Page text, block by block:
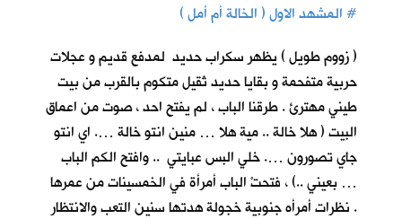
#المشهد الاول ( الخالة أم أمل )
( زووم طويل ) يظهر سكراب حديد لمدفع قديم و عجلات
حربية متفحمة و بقايا حديد ثقيل متكوم بالقرب من بيت
طيني مهترئ . طرقنا الباب ، لم يفتح احد ، صوت من اعماق
البيت ( هلا خالة .. مية هلا … منين انتو خالة …. اي انتو
جاي تصورون …. خلي البس عبايتي .. وافتح الكم الباب
… بعيني ..) ، فتحتْ الباب أمرأة في الخمسينات من عمرها
. نظرات أمرأه جنوبية خجولة هدتها سنين التعب والانتظار